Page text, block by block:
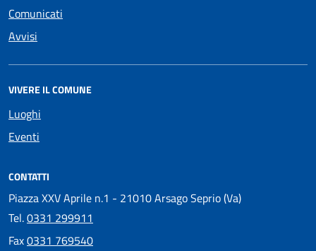
Comunicati
Avvisi
VIVERE IL COMUNE
Luoghi
Eventi
CONTATTI
Piazza XXV Aprile n.1 - 21010 Arsago Seprio (Va)
Tel.0331 299911
Fax0331 769540